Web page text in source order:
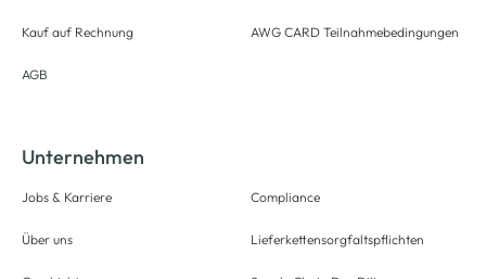
Kauf auf Rechnung
AGB
AWG CARD Teilnahmebedingungen
Unternehmen
Jobs & Karriere
Über uns
Compliance
Lieferkettensorgfaltspflichten